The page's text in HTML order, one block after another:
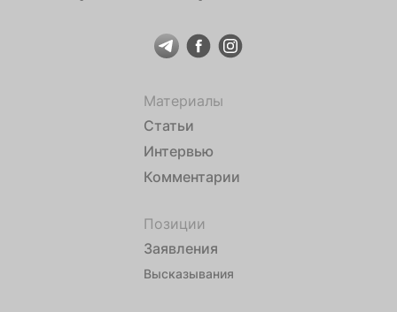
Материалы
Статьи
Интервью
Комментарии
Позиции
Заявления
Высказывания